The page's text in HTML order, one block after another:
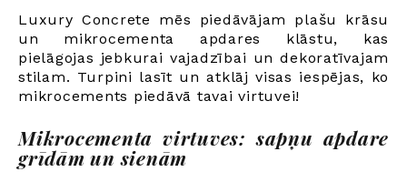
Luxury Concrete mēs piedāvājam plašu krāsu
un mikrocementa apdares klāstu, kas
pielāgojas jebkurai vajadzībai un dekoratīvajam
stilam. Turpini lasīt un atklāj visas iespējas, ko
mikrocements piedāvā tavai virtuvei!
Mikrocementa virtuves: sapņu apdare
grīdām un sienām